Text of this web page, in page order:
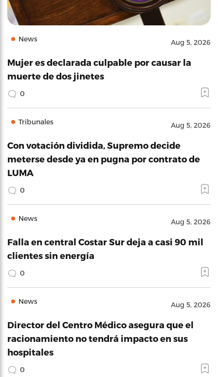
News Aug 5, 2026
Mujer es declarada culpable por causar la
muerte de dos jinetes
0
Tribunales Aug 5, 2026
Con votación dividida, Supremo decide
meterse desde ya en pugna por contrato de
LUMA
0
News Aug 5, 2026
Falla en central Costar Sur deja a casi 90 mil
clientes sin energía
0
News Aug 5, 2026
Director del Centro Médico asegura que el
racionamiento no tendrá impacto en sus
hospitales
0